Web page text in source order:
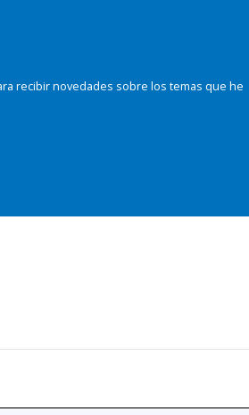
recibir novedades sobre los temas que he